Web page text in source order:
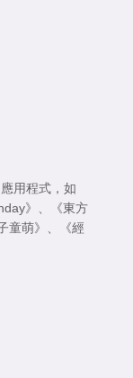
用程式，如
》
《東方
童萌》
《經